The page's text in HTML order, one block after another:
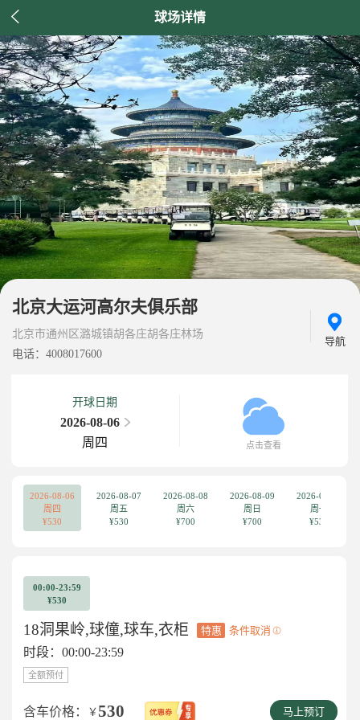
 球场详情
北京大运河高尔夫俱乐部
北京市通州区潞城镇胡各庄胡各庄林场
电话：4008017600
导航
开球日期
2026-08-06
周四
点击查看
2026-08-06
周四
¥530
2026-08-07
周五
¥530
2026-08-08
周六
¥700
2026-08-09
周日
¥700
2026-08-10
周一
¥530
00:00-23:59
¥530
18洞果岭,球僮,球车,衣柜 特惠 条件取消
时段：00:00-23:59
全额预付
含车价格： ￥ 530 马上预订